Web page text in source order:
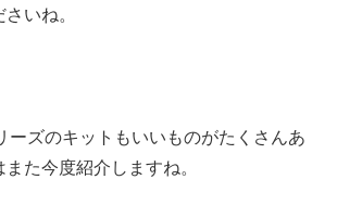
いね。
ーズのキットもいいものがたくさんあ
た今度紹介しますね。